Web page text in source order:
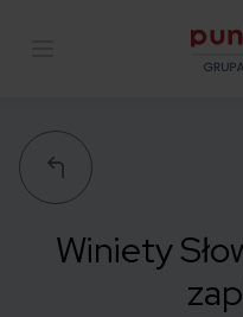
Winiety